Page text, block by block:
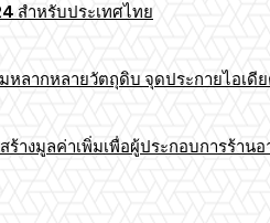
สำหรับประเทศไทย
ลากหลายวัตถุดิบ จุดประกายไอเ
างมูลค่าเพิ่มเพื่อผู้ประกอบการร้านอ